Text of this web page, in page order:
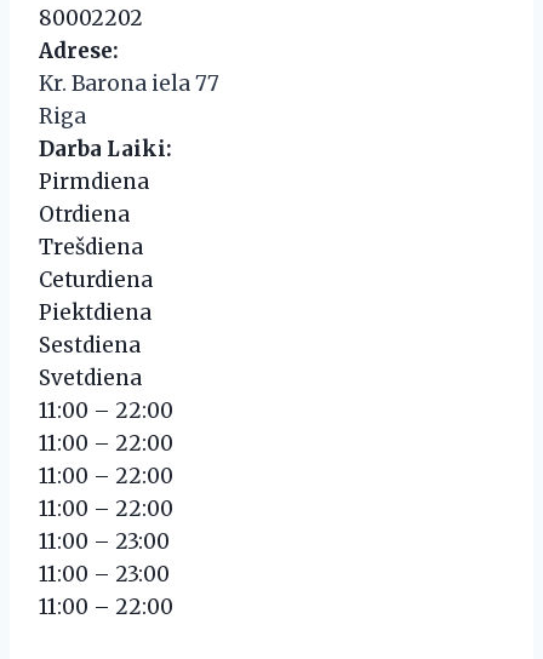
80002202
Adrese:
Kr. Barona iela 77
Riga
Darba Laiki:
Pirmdiena
Otrdiena
Trešdiena
Ceturdiena
Piektdiena
Sestdiena
Svetdiena
11:00 – 22:00
11:00 – 22:00
11:00 – 22:00
11:00 – 22:00
11:00 – 23:00
11:00 – 23:00
11:00 – 22:00